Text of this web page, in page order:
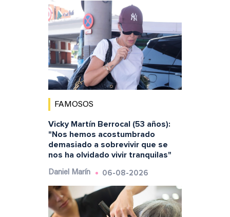
FAMOSOS
Vicky Martín Berrocal (53 años):
"Nos hemos acostumbrado
demasiado a sobrevivir que se
nos ha olvidado vivir tranquilas"
Daniel Marín 06-08-2026